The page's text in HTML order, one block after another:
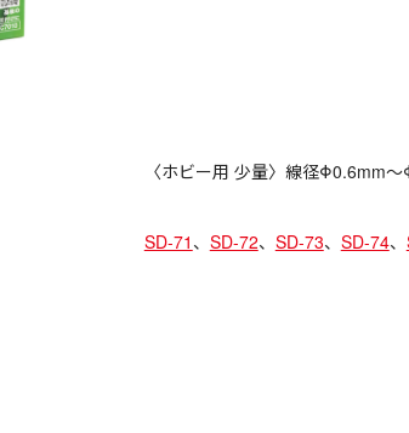
〈ホビー用 少量〉線径Φ0.6mm
SD-71 、 SD-72、 SD-73、 SD-74、